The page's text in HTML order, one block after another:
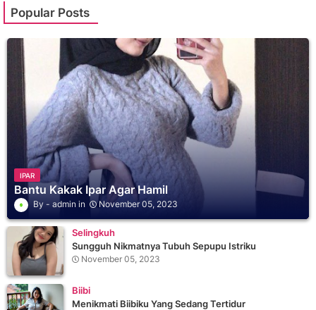
Popular Posts
IPAR
Bantu Kakak Ipar Agar Hamil
admin November 05, 2023
Selingkuh
Sungguh Nikmatnya Tubuh Sepupu Istriku
November 05, 2023
Biibi
Menikmati Biibiku Yang Sedang Tertidur